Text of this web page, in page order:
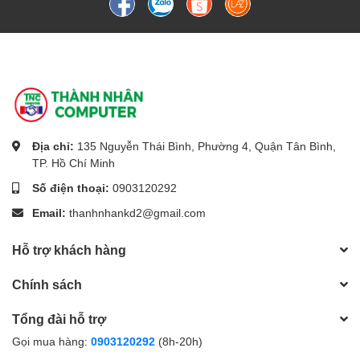
Địa chỉ: 135 Nguyễn Thái Bình, Phường 4, Quận Tân Bình,
TP. Hồ Chí Minh
Số điện thoại: 0903120292
Email: thanhnhankd2@gmail.com
Hỗ trợ khách hàng
Chính sách
Tổng đài hỗ trợ
Gọi mua hàng: 0903120292 (8h-20h)